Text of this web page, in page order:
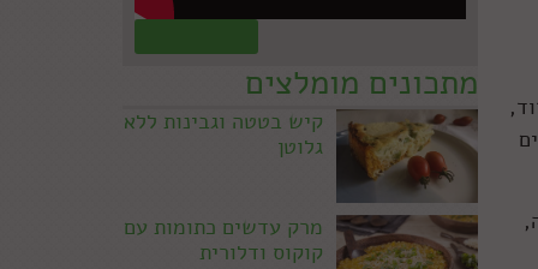
מתכונים מומלצים
קיש בטטה וגבינות ללא
גלוטן
מרק עדשים כתומות עם
קוקוס ודלורית